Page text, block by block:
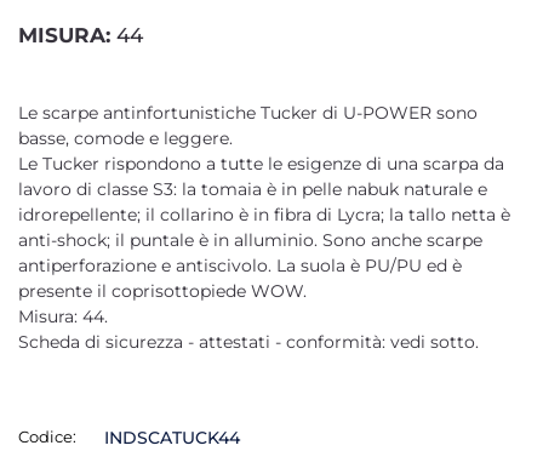
MISURA: 44
Le scarpe antinfortunistiche Tucker di U-POWER sono
basse, comode e leggere.
Le Tucker rispondono a tutte le esigenze di una scarpa da
lavoro di classe S3: la tomaia è in pelle nabuk naturale e
idrorepellente; il collarino è in fibra di Lycra; la tallo netta è
anti-shock; il puntale è in alluminio. Sono anche scarpe
antiperforazione e antiscivolo. La suola è PU/PU ed è
presente il coprisottopiede WOW.
Misura: 44.
Scheda di sicurezza - attestati - conformità: vedi sotto.
Codice: INDSCATUCK44